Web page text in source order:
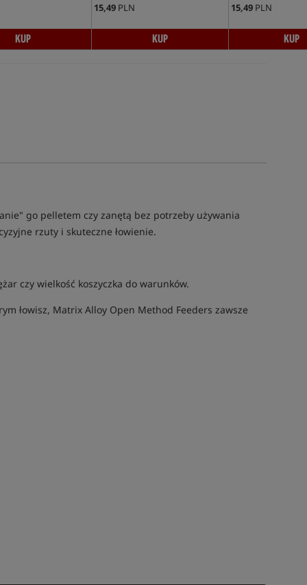
KUP
15,49PLN
KUP
15,49PLN
KUP
go pelletem czy zanętą bez potrzeby używania
rzuty i skuteczne łowienie.
czy wielkość koszyczka do warunków.
łowisz, Matrix Alloy Open Method Feeders zawsze